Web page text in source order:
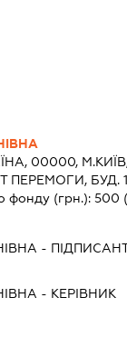
00000,
БУД.
фонду (грн.): 500
-
- КЕРІВНИК